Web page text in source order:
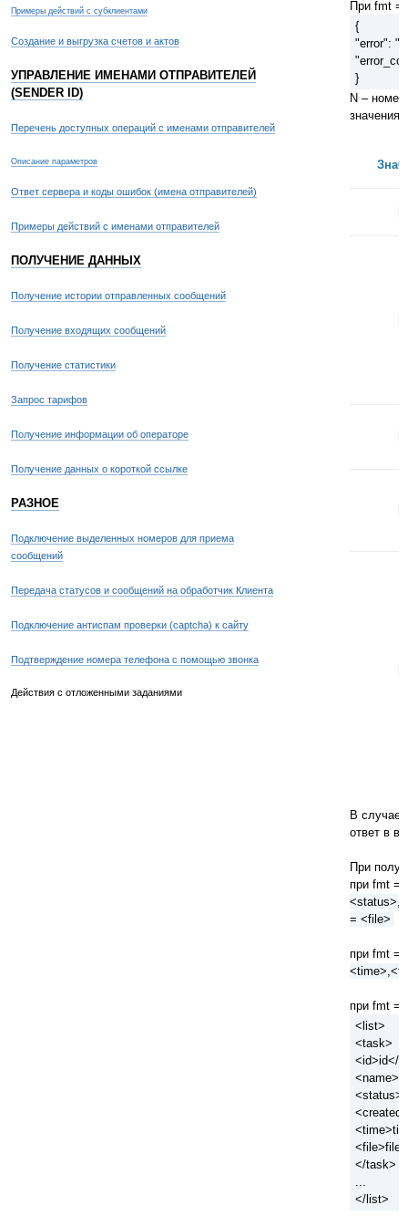
Примеры действий с субклиентами
Создание и выгрузка счетов и актов
УПРАВЛЕНИЕ ИМЕНАМИ ОТПРАВИТЕЛЕЙ
(SENDER ID)
Перечень доступных операций с именами отправителей
Описание параметров
Ответ сервера и коды ошибок (имена отправителей)
Примеры действий с именами отправителей
ПОЛУЧЕНИЕ ДАННЫХ
Получение истории отправленных сообщений
Получение входящих сообщений
Получение статистики
Запрос тарифов
Получение информации об операторе
Получение данных о короткой ссылке
РАЗНОЕ
Подключение выделенных номеров для приема
сообщений
Передача статусов и сообщений на обработчик Клиента
Подключение антиспам проверки (captcha) к сайту
Подтверждение номера телефона с помощью звонка
Действия с отложенными заданиями
При fmt =
{
"error":
}
N –
значения:
В случае
ответ в
При
при fmt =
<status>,
= <file>
при fmt =
при fmt =
<list>
<task>
<id>id</
</task>
</list>